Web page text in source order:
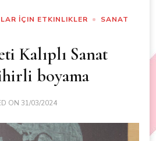
İÇIN ETKINLIKLER
SANAT
Kalıplı Sanat
boyama
ON 31/03/2024